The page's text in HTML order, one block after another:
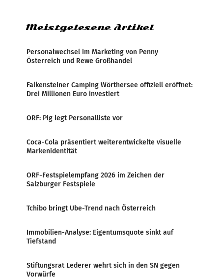
Meistgelesene Artikel
Personalwechsel im Marketing von Penny
Österreich und Rewe Großhandel
Falkensteiner Camping Wörthersee offiziell eröffnet:
Drei Millionen Euro investiert
ORF: Pig legt Personalliste vor
Coca-Cola präsentiert weiterentwickelte visuelle
Markenidentität
ORF-Festspielempfang 2026 im Zeichen der
Salzburger Festspiele
Tchibo bringt Ube-Trend nach Österreich
Immobilien-Analyse: Eigentumsquote sinkt auf
Tiefstand
Stiftungsrat Lederer wehrt sich in den SN gegen
Vorwürfe